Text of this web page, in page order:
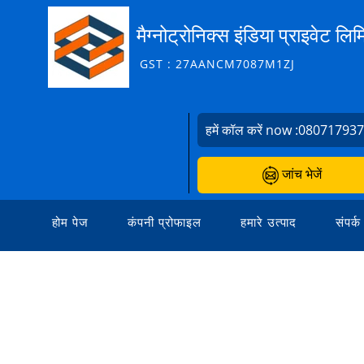
मैग्नोट्रोनिक्स इंडिया प्राइवेट
GST : 27AANCM7087M1ZJ
हमें कॉल करें now :
जांच भेजें
होम पेज कंपनी प्रोफाइल हमारे उत्पाद